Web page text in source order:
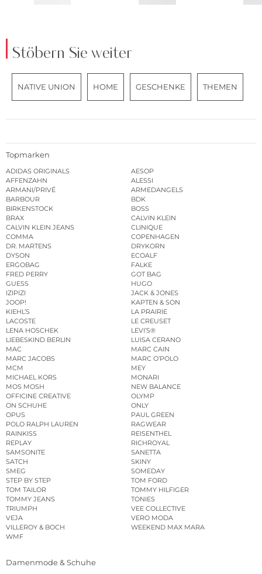
Stöbern Sie weiter
NATIVE UNION HOME GESCHENKE THEMEN
Topmarken
ADIDAS ORIGINALS
AESOP
AFFENZAHN
ALESSI
ARMANI/PRIVÉ
ARMEDANGELS
BARBOUR
BDK
BIRKENSTOCK
BOSS
BRAX
CALVIN KLEIN
CALVIN KLEIN JEANS
CLINIQUE
COMMA
COPENHAGEN
DR. MARTENS
DRYKORN
DYSON
ECOALF
ERGOBAG
FALKE
FRED PERRY
GOT BAG
GUESS
HUGO
IZIPIZI
JACK & JONES
JOOP!
KAPTEN & SON
KIEHL’S
LA PRAIRIE
LACOSTE
LE CREUSET
LENA HOSCHEK
LEVI’S®
LIEBESKIND BERLIN
LUISA CERANO
MAC
MARC CAIN
MARC JACOBS
MARC O’POLO
MCM
MEY
MICHAEL KORS
MONARI
MOS MOSH
NEW BALANCE
OFFICINE CREATIVE
OLYMP
ON SCHUHE
ONLY
OPUS
PAUL GREEN
POLO RALPH LAUREN
RAGWEAR
RAINKISS
REISENTHEL
REPLAY
RICHROYAL
SAMSONITE
SANETTA
SATCH
SKINY
SMEG
SOMEDAY
STEP BY STEP
TOM FORD
TOM TAILOR
TOMMY HILFIGER
TOMMY JEANS
TONIES
TRIUMPH
VEE COLLECTIVE
VEJA
VERO MODA
VILLEROY & BOCH
WEEKEND MAX MARA
WMF
Damenmode & Schuhe